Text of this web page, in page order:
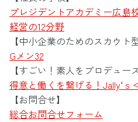
プレジデントアカデミー広島
経営の12分野
【中小企業のためのスカウト
Gメン32
【すごい！素人をプロデュー
得意と働くを繋げる！Jally‘ｓ
【お問合せ】
総合お問合せフォーム